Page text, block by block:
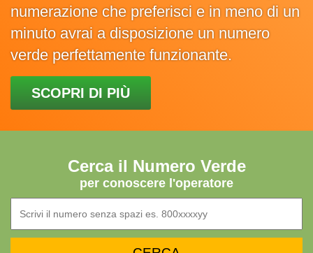
numerazione che preferisci e in meno di un
minuto avrai a disposizione un numero
verde perfettamente funzionante.
SCOPRI DI PIÙ
Cerca il Numero Verde
per conoscere l'operatore